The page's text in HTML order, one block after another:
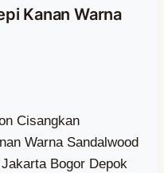
Kanan Warna
Cisangkan
Warna Sandalwood
Bogor Depok